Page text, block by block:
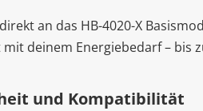
an das HB-4020-X
deinem Energiebedarf – bis
und Kompatibilität